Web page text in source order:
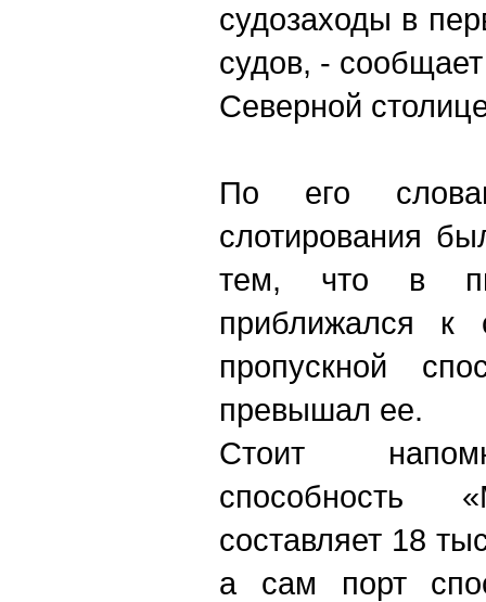
судозаходы в
судов, -
Северной
По его
слотирования
тем, что в
приближался к
пропускной
превышал ее.
Стоит
способность
составляет 18
а сам порт